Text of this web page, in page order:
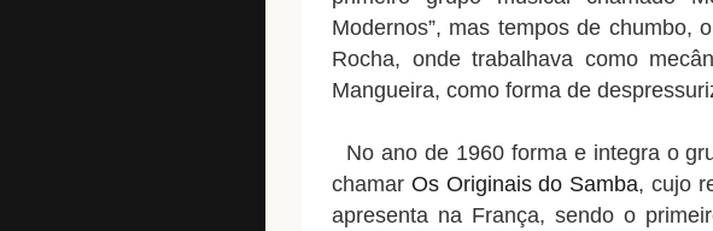
Modernos”, mas tempos de chumbo,
Rocha, onde trabalhava como
Mangueira, como forma de
No ano de 1960 forma e integra o
chamar Os Originais do Samba, cujo
apresenta na França, sendo o